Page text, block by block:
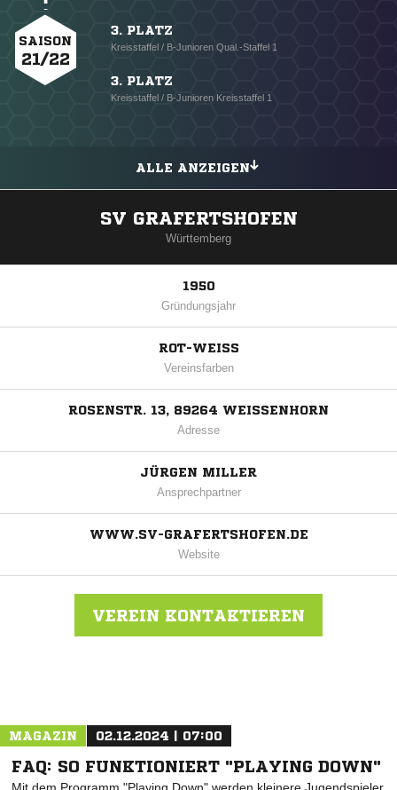
SAISON
21/22
3. PLATZ
Kreisstaffel / B-Junioren Qual.-Staffel 1
3. PLATZ
Kreisstaffel / B-Junioren Kreisstaffel 1
ALLE ANZEIGEN
SV GRAFERTSHOFEN
Württemberg
1950
Gründungsjahr
ROT-WEISS
Vereinsfarben
ROSENSTR. 13, 89264 WEISSENHORN
Adresse
JÜRGEN MILLER
Ansprechpartner
WWW.SV-GRAFERTSHOFEN.DE
Website
VEREIN KONTAKTIEREN
MAGAZIN 02.12.2024 | 07:00
FAQ: SO FUNKTIONIERT "PLAYING DOWN"